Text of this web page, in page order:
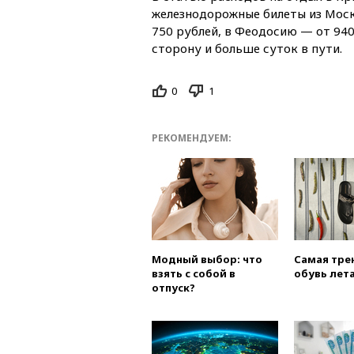
железнодорожные билеты из
750 рублей, в Феодосию — от
сторону и больше суток в пути.
0 1
РЕКОМЕНДУЕМ:
Модный выбор: что
взять с собой в
отпуск?
Самая
обувь